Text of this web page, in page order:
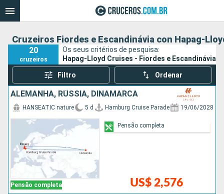
Cruzeiros Fiordes e Escandinávia con Hapag-
20
cruzeiros
Os seus critérios de pesquisa:
Hapag-Lloyd Cruises - Fiordes e Escandinávia
Filtro Ordenar
ALEMANHA, RÚSSIA, DINAMARCA
Pensão completa
HANSEATIC nature 5 d Hamburg Cruise Parade 19/06/2028
US$ 2,576
Pensão completa